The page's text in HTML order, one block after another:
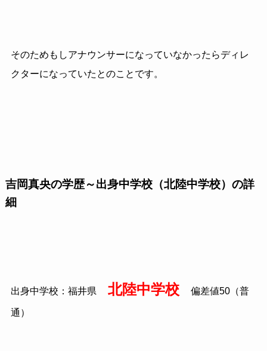
そのためもしアナウンサーになっていなかったらディレ
クターになっていたとのことです。
吉岡真央の学歴～出身中学校（北陸中学校）の詳
細
出身中学校：福井県 北陸中学校 偏差値50（普
通）